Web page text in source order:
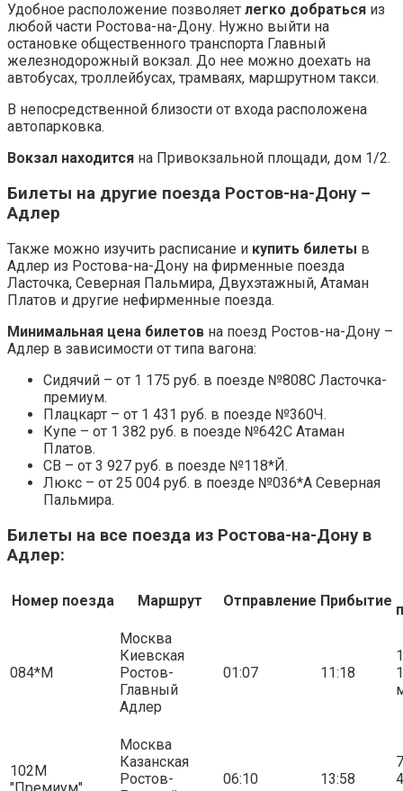
Удобное расположение позволяет легко добраться из
любой части Ростова-на-Дону. Нужно выйти на
остановке общественного транспорта Главный
железнодорожный вокзал. До нее можно доехать на
автобусах, троллейбусах, трамваях, маршрутном такси.
В непосредственной близости от входа расположена
автопарковка.
Вокзал находится на Привокзальной площади, дом 1/2.
Билеты на другие поезда Ростов-на-Дону –
Адлер
Также можно изучить расписание и купить билеты в
Адлер из Ростова-на-Дону на фирменные поезда
Ласточка, Северная Пальмира, Двухэтажный, Атаман
Платов и другие нефирменные поезда.
Минимальная цена билетов на поезд Ростов-на-Дону –
Адлер в зависимости от типа вагона:
Сидячий – от 1 175 руб. в поезде №808С Ласточка-
премиум.
Плацкарт – от 1 431 руб. в поезде №360Ч.
Купе – от 1 382 руб. в поезде №642С Атаман
Платов.
СВ – от 3 927 руб. в поезде №118*Й.
Люкс – от 25 004 руб. в поезде №036*А Северная
Пальмира.
Билеты на все поезда из Ростова-на-Дону в
Адлер:
Номер поезда Маршрут Отправление Прибытие
084*М
Москва
Киевская
Ростов-
Главный
Адлер
01:07 11:18
102М
Москва
Казанская
Ростов-
06:10 13:58